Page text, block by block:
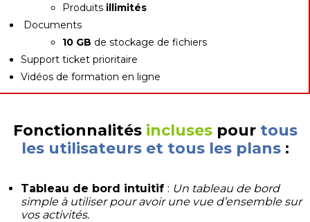
Produits illimités
Documents
10 GB de stockage de fichiers
Support ticket prioritaire
Vidéos de formation en ligne
Fonctionnalités inclusespour tous
les utilisateurs et tous les plans:
Tableau de bord intuitif : Un tableau de bord
simple à utiliser pour avoir une vue d’ensemble sur
vos activités.